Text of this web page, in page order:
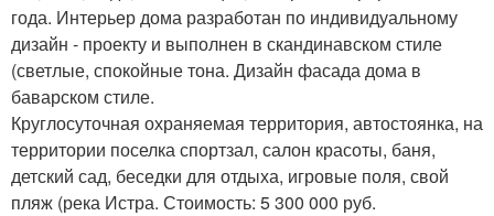
года. Интерьер дома разработан по индивидуальному
дизайн - проекту и выполнен в скандинавском стиле
(светлые, спокойные тона. Дизайн фасада дома в
баварском стиле.
Круглосуточная охраняемая территория, автостоянка, на
территории поселка спортзал, салон красоты, баня,
детский сад, беседки для отдыха, игровые поля, свой
пляж (река Истра. Стоимость: 5 300 000 руб.